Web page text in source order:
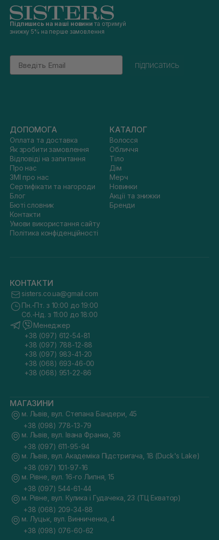
Підпишись на наші новини та отримуй
знижку 5% на перше замовлення
Email
підписатись
ДОПОМОГА
Оплата та доставка
Як зробити замовлення
Відповіді на запитання
Про нас
ЗМІ про нас
Сертифікати та нагороди
Блог
Бюті словник
Контакти
Умови використання сайту
Політика конфіденційності
КАТАЛОГ
Волосся
Обличчя
Тіло
Дім
Мерч
Новинки
Акції та знижки
Бренди
КОНТАКТИ
sisters.co.ua@gmail.com
Пн.-Пт. з 10:00 до 19:00
Сб.-Нд. з 11:00 до 18:00
Менеджер
+38 (097) 612-54-81
+38 (097) 788-12-88
+38 (097) 983-41-20
+38 (068) 693-46-00
+38 (068) 951-22-86
МАГАЗИНИ
м. Львів, вул. Степана Бандери, 45
+38 (098) 778-13-79
м. Львів, вул. Івана Франка, 36
+38 (097) 611-95-94
м. Львів, вул. Академіка Підстригача, 1В (Duck's Lake)
+38 (097) 101-97-16
м. Рівне, вул. 16-го Липня, 15
+38 (097) 544-61-44
м. Рівне, вул. Кулика і Гудачека, 23 (ТЦ Екватор)
+38 (068) 209-34-88
м. Луцьк, вул. Винниченка, 4
+38 (098) 076-60-62